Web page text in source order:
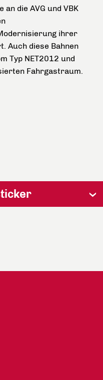
die AVG und VBK
ihrer
Auch diese Bahnen
Typ NET2012 und
Fahrgastraum.